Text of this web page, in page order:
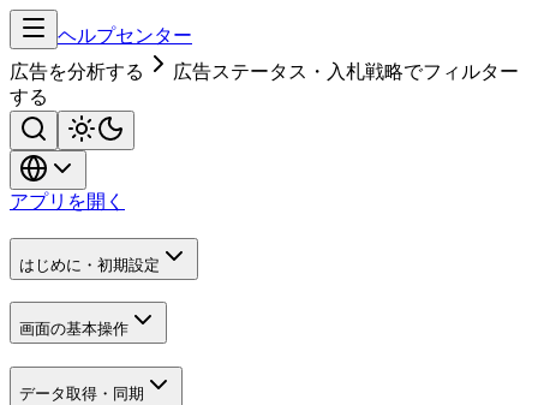
ヘルプセンター
広告を分析する
広告ステータス・入札戦略でフィルター
する
アプリを開く
はじめに・初期設定
画面の基本操作
データ取得・同期